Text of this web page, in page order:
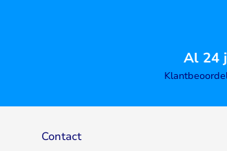
Al 24
Contact